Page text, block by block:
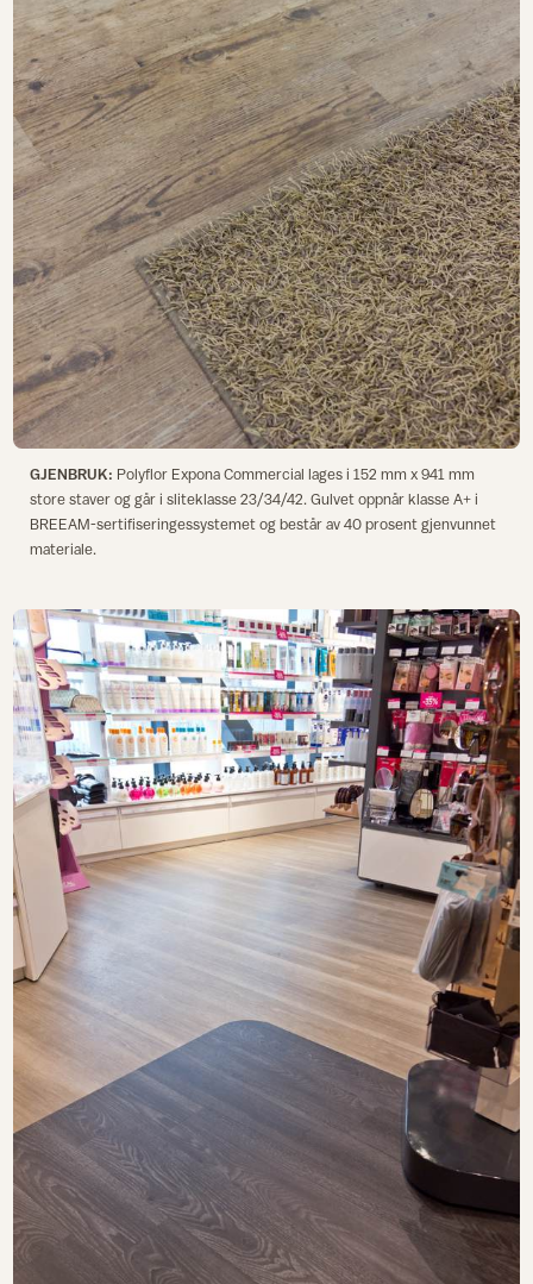
GJENBRUK: Polyflor Expona Commercial lages i 152 mm x 941 mm
store staver og går i sliteklasse 23/34/42. Gulvet oppnår klasse A+ i
BREEAM-sertifiseringessystemet og består av 40 prosent gjenvunnet
materiale.